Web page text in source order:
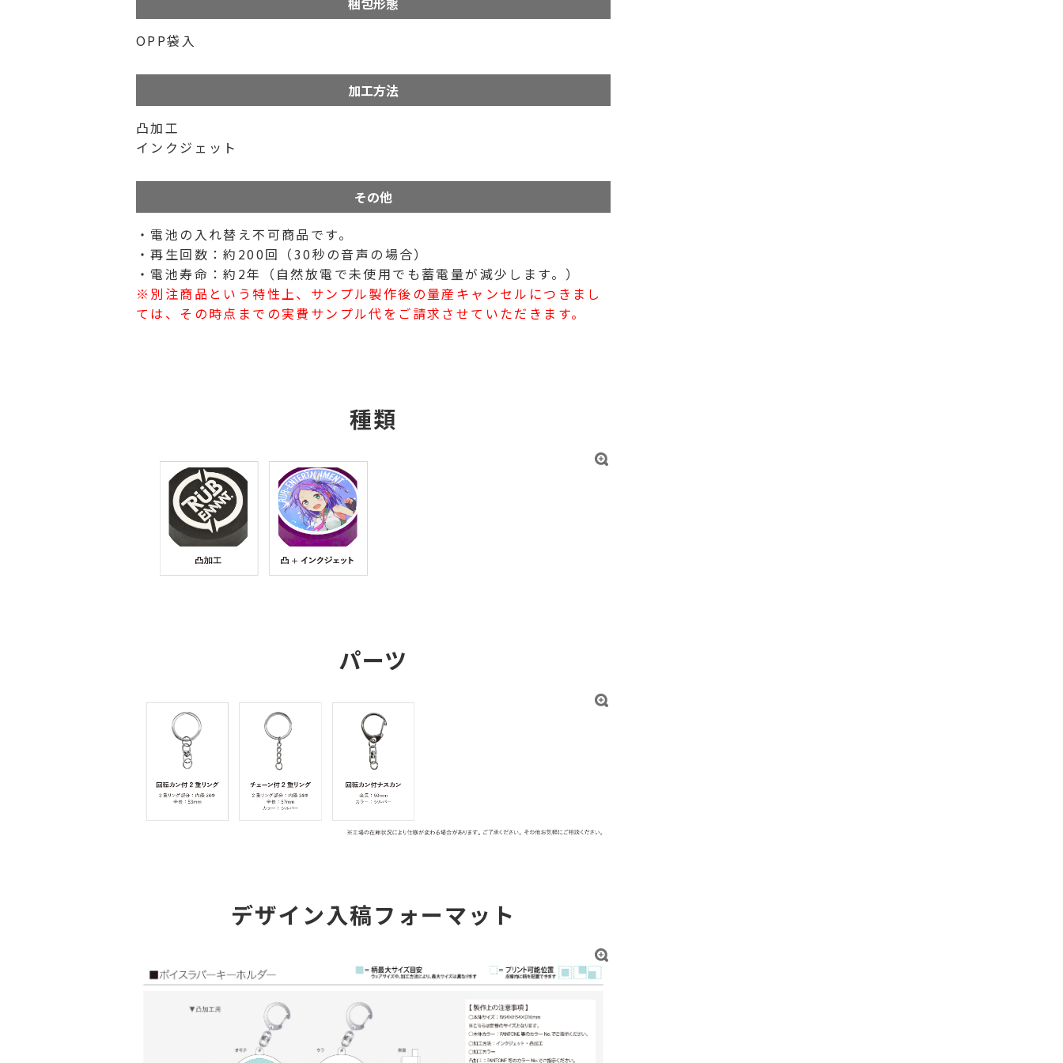
OPP袋入
加工方法
凸加工
インクジェット
その他
・電池の入れ替え不可商品です。
・再生回数：約200回（30秒の音声の場合）
・電池寿命：約2年（自然放電で未使用でも蓄電量が減少します。）
※別注商品という特性上、サンプル製作後の量産キャンセルにつきまし
ては、その時点までの実費サンプル代をご請求させていただきます。
種類
パーツ
デザイン入稿フォーマット